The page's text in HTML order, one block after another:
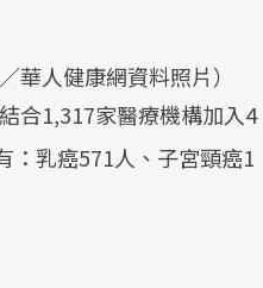
人健康網資料照片）
合1,317家醫療機構加入4
：乳癌571人、子宮頸癌1